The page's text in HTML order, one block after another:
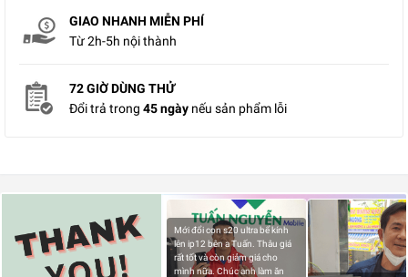
GIAO NHANH MIỄN PHÍ
Từ 2h-5h nội thành
72 GIỜ DÙNG THỬ
Đổi trả trong 45 ngày nếu sản phẩm lỗi
Mới đổi con s20 ultra bể kính
lên ip12 bên a Tuấn. Thâu giá
rất tốt và còn giảm giá cho
mình nữa. Chúc anh làm ăn